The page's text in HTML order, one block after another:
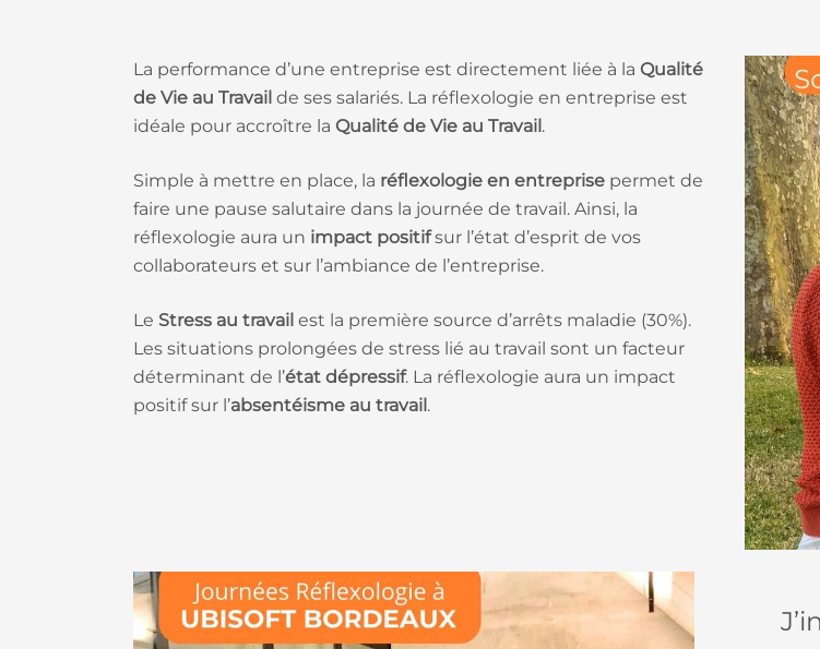
La performance d’une entreprise est directement liée à la Qualité
de Vie au Travail de ses salariés. La réflexologie en entreprise est
idéale pour accroître la Qualité de Vie au Travail .
Simple à mettre en place, la réflexologie en entreprise permet de
faire une pause salutaire dans la journée de travail. Ainsi, la
réflexologie aura un impact positifsur l’état d’esprit de vos
collaborateurs et sur l’ambiance de l’entreprise.
Le Stress au travail est la première source d’arrêts maladie (30%).
Les situations prolongées de stress lié au travail sont un facteur
déterminant de l’état dépressif. La réflexologie aura un impact
positif sur l’absentéisme au travail .